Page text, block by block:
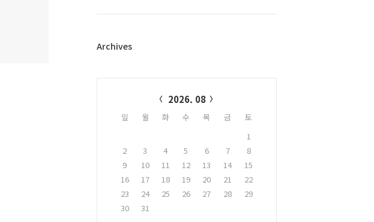
플
Archives
2026. 08
일 월 화 수 목 금
토
1
2
3 4 5 6 7
8
9
10 11 12 13 14
15
16
17 18 19 20 21
22
23
24 25 26 27 28
29
30
31